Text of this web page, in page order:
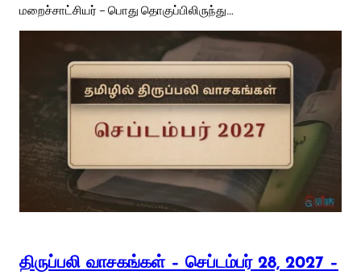
மறைச்சாட்சியர் – பொது தொகுப்பிலிருந்து…
திருப்பலி வாசகங்கள் – செப்டம்பர் 28, 2027 –